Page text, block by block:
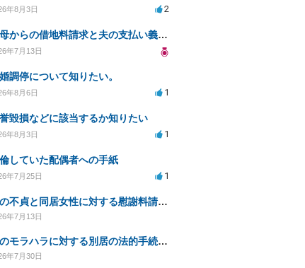
年8月3日 2
義母からの借地料請求と夫の支払い義務について相談
年7月13日
調停について知りたい。
年8月6日 1
毀損などに該当するか知りたい
年8月3日 1
していた配偶者への手紙
年7月25日 1
夫の不貞と同居女性に対する慰謝料請求の可能性について相談
年7月13日
夫のモラハラに対する別居の法的手続き相談
年7月30日